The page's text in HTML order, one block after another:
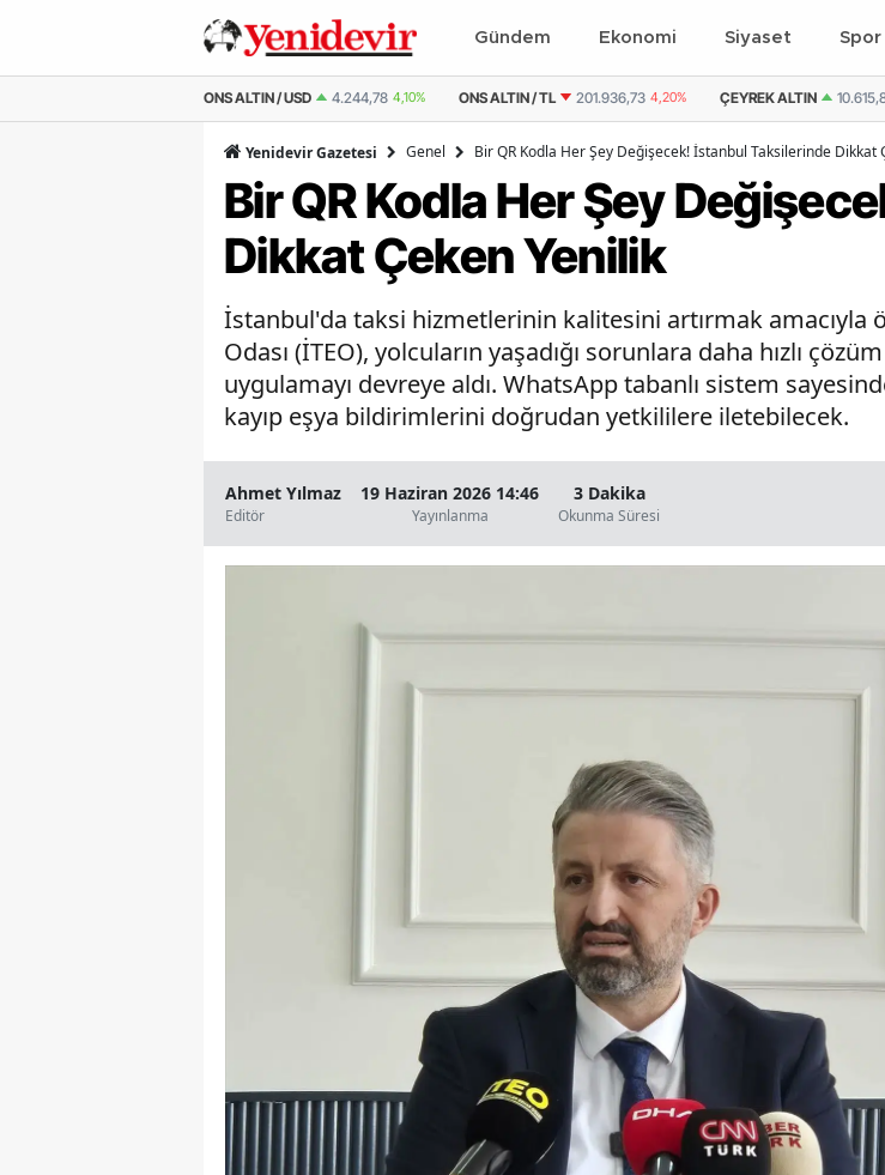
Gündem Ekonomi Siyaset Spor
ONS ALTIN / TL 201.936,73 4,20% ÇEYREK ALTIN 10.615,84 4,20% ÇEYREK ALTIN (
Yenidevir Gazetesi Genel Bir QR Kodla Her Şey Değişecek! İstanbul Taksilerinde Dikkat
Bir QR Kodla Her Şey
Dikkat Çeken Yenilik
İstanbul'da taksi hizmetlerinin kalitesini artırmak amacıyla
Odası (İTEO), yolcuların yaşadığı sorunlara daha hızlı
uygulamayı devreye aldı. WhatsApp tabanlı sistem
kayıp eşya bildirimlerini doğrudan yetkililere iletebilecek.
Ahmet Yılmaz
Editör
19 Haziran 2026 14:46
Yayınlanma
3 Dakika
Okunma Süresi